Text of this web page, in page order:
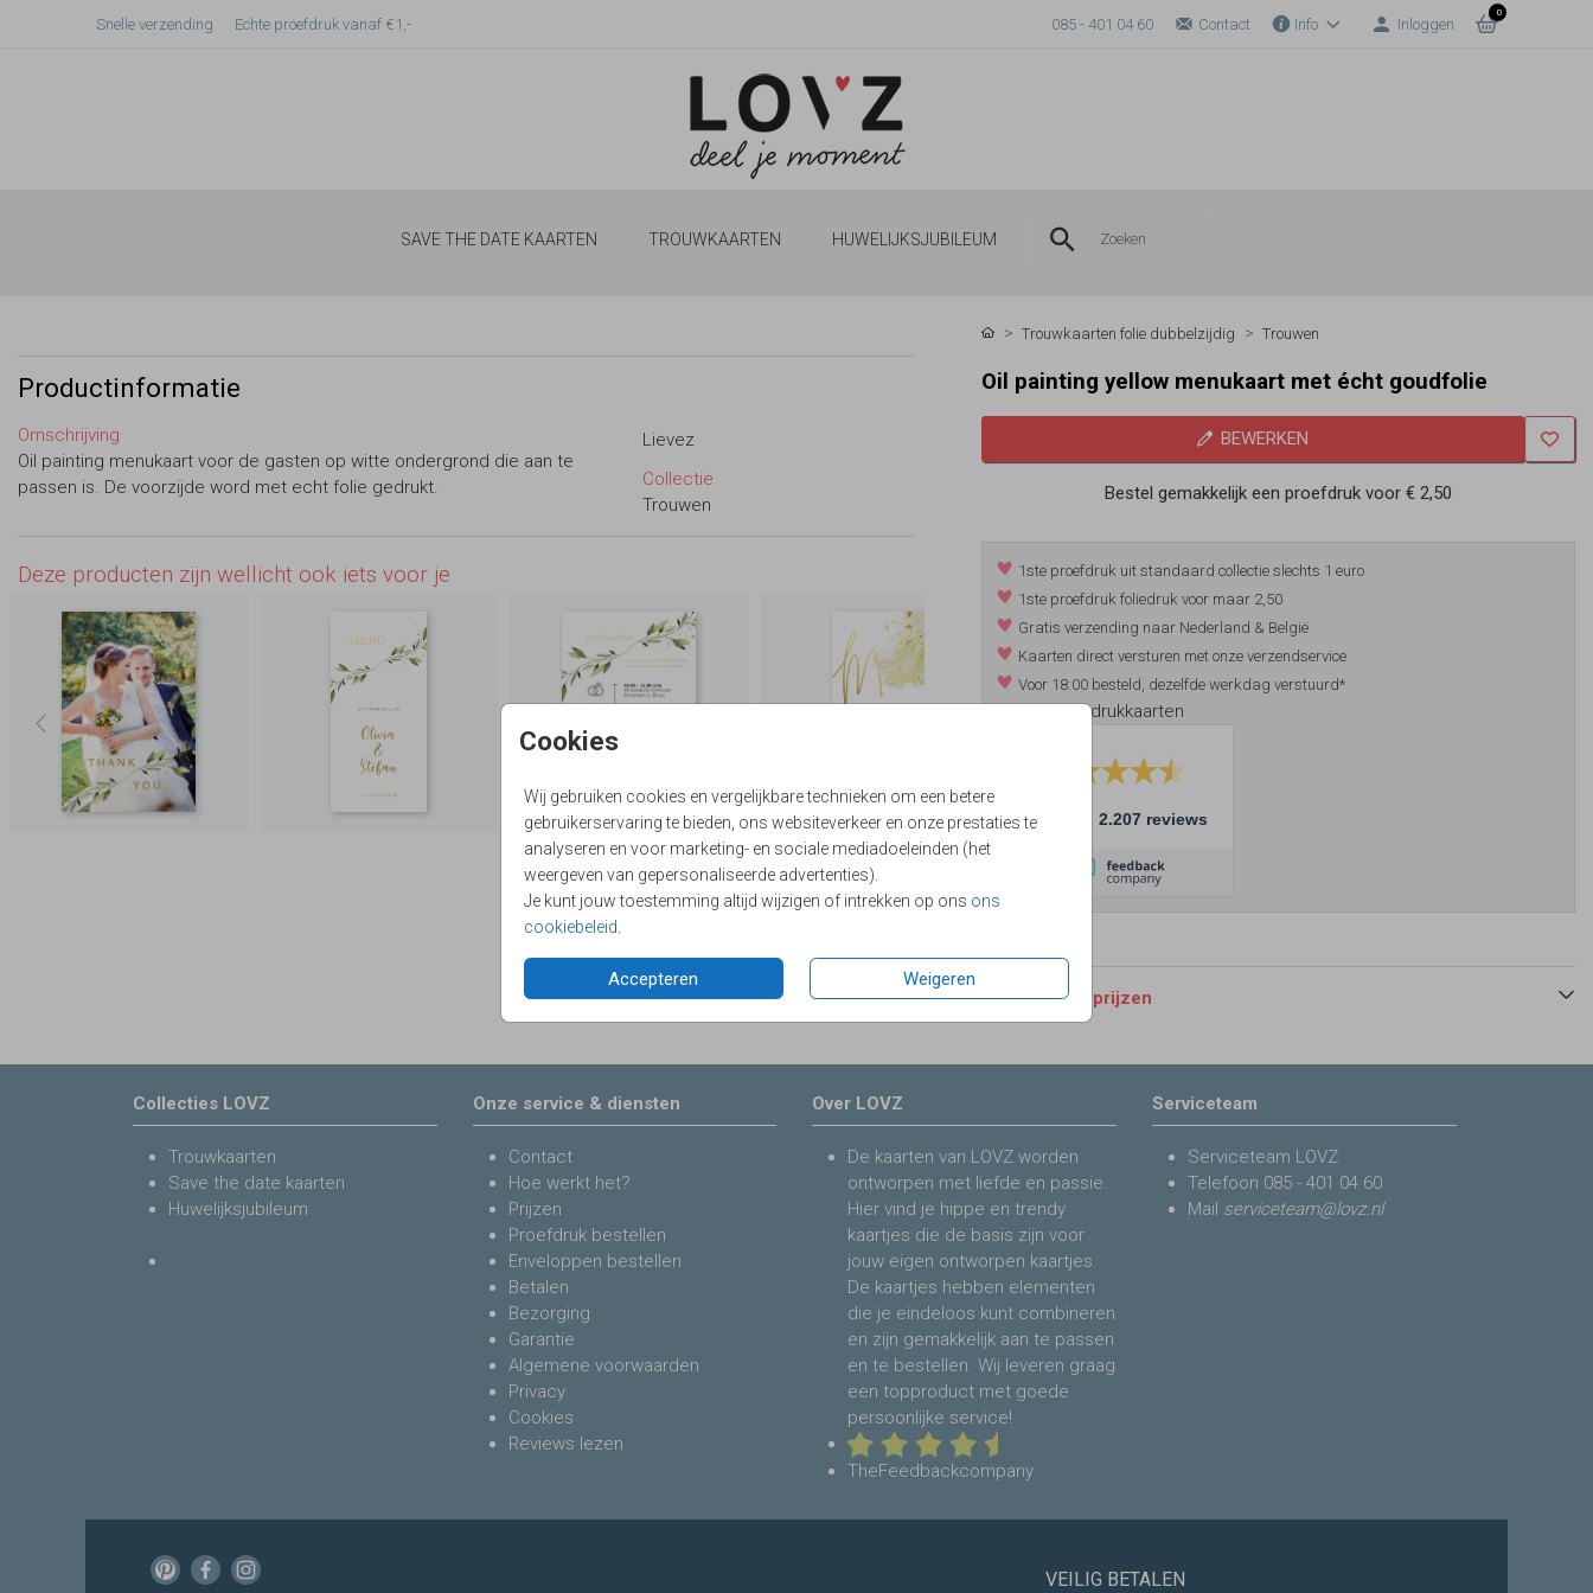
Snelle verzending Echte proefdruk vanaf €1,- 085 - 401 04 60 Contact Info Inloggen
0
SAVE THE DATE KAARTEN TROUWKAARTEN HUWELIJKSJUBILEUM
Cookies
Wij gebruiken cookies en vergelijkbare technieken om een betere
gebruikerservaring te bieden, ons websiteverkeer en onze prestaties te
analyseren en voor marketing- en sociale mediadoeleinden (het
weergeven van gepersonaliseerde advertenties).
Je kunt jouw toestemming altijd wijzigen of intrekken op ons ons
cookiebeleid
Accepteren Weigeren
Productinformatie
Omschrijving
Oil painting menukaart voor de gasten op witte ondergrond die aan te
passen is. De voorzijde word met echt folie gedrukt.
Lievez
Collectie
Trouwen
Deze producten zijn wellicht ook iets voor je
Trouwkaarten folie dubbelzijdig Trouwen
Oil painting yellow menukaart met écht goudfolie
BEWERKEN
Bestel gemakkelijk een proefdruk voor€ 2,50
1ste proefdruk uit standaard collectie slechts 1 euro
1ste proefdruk foliedruk voor maar 2,50
Gratis verzending naar Nederland & België
Kaarten direct versturen met onze verzendservice
Voor 18:00 besteld, dezelfde werkdag verstuurd*
*m.u.v. foliedrukkaarten
9.4 2.207 reviews
Formaten en prijzen
Collecties LOVZ
Trouwkaarten
Save the date kaarten
Huwelijksjubileum
Onze service & diensten
Contact
Hoe werkt het?
Prijzen
Proefdruk bestellen
Enveloppen bestellen
Betalen
Bezorging
Garantie
Algemene voorwaarden
Privacy
Cookies
Reviews lezen
Over LOVZ
De kaarten van LOVZ worden
ontworpen met liefde en passie.
Hier vind je hippe en trendy
kaartjes die de basis zijn voor
jouw eigen ontworpen kaartjes.
De kaartjes hebben elementen
die je eindeloos kunt combineren
en zijn gemakkelijk aan te passen
en te bestellen. Wij leveren graag
een topproduct met goede
persoonlijke service!
TheFeedbackcompany
Serviceteam
Serviceteam LOVZ
Telefoon 085 - 401 04 60
Mail serviceteam@lovz.nl
VEILIG BETALEN